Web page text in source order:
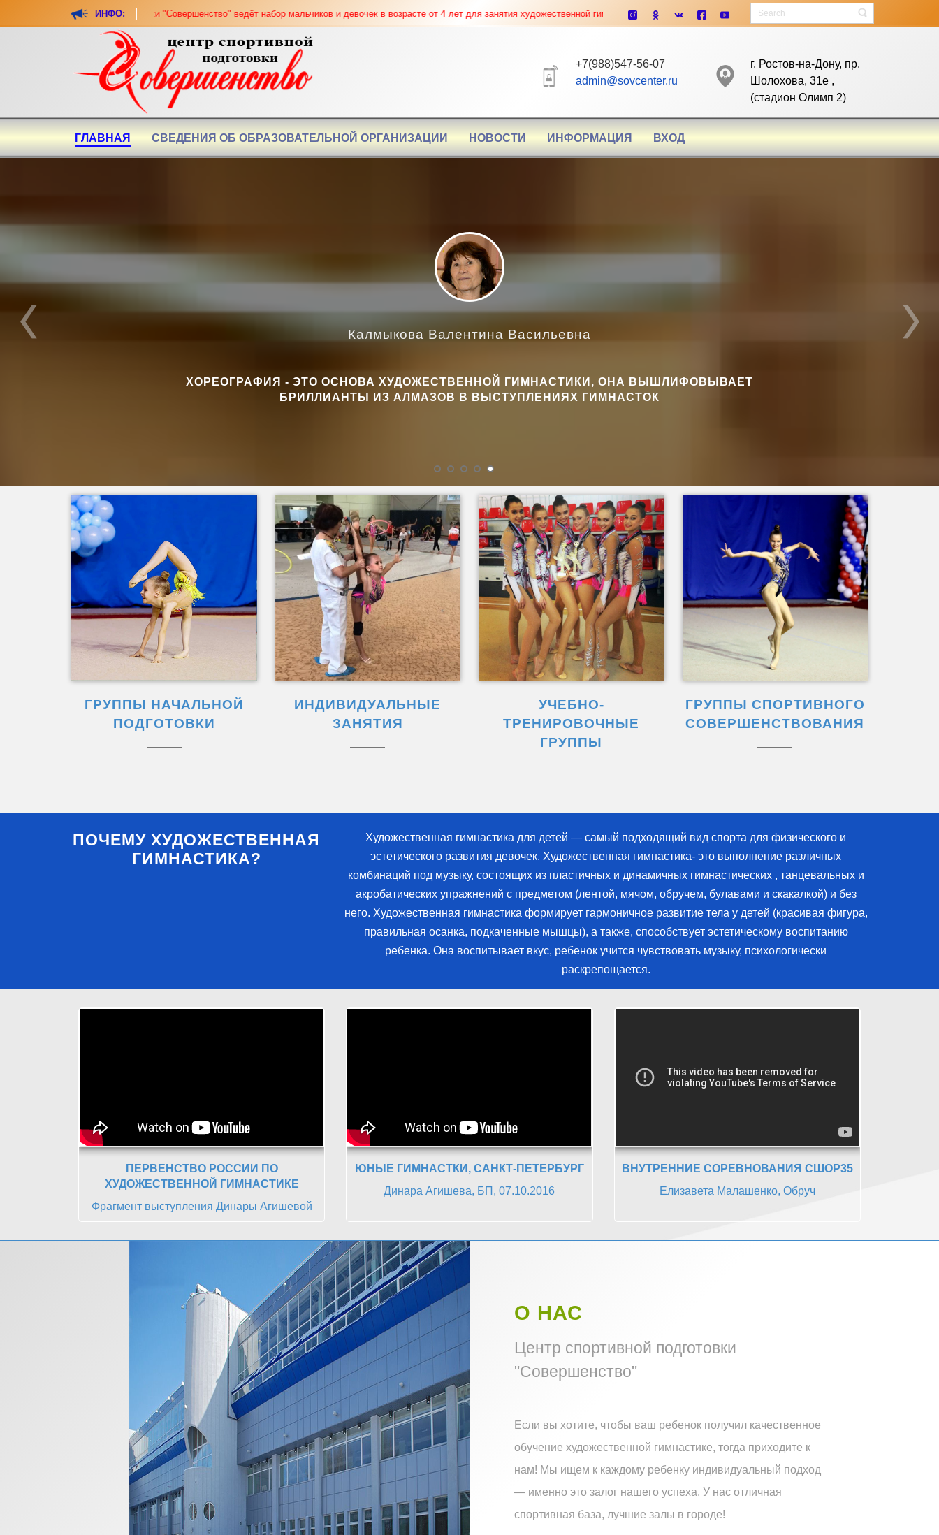
ИНФО:
спортивной подготовки "Совершенство" ведёт набор мальчиков и девочек в возрасте от 4 лет для занятия художественной гимнастикой, акробатикой и другими видами спорта!
г. Ростов-на-Дону, пр.
Шолохова, 31е ,
(cтадион Олимп 2)
+7(988)547-56-07
admin@sovcenter.ru
ГЛАВНАЯ СВЕДЕНИЯ ОБ ОБРАЗОВАТЕЛЬНОЙ ОРГАНИЗАЦИИ НОВОСТИ ИНФОРМАЦИЯ ВХОД
Калмыкова Валентина Васильевна
ХОРЕОГРАФИЯ - ЭТО ОСНОВА ХУДОЖЕСТВЕННОЙ ГИМНАСТИКИ, ОНА ВЫШЛИФОВЫВАЕТ
БРИЛЛИАНТЫ ИЗ АЛМАЗОВ В ВЫСТУПЛЕНИЯХ ГИМНАСТОК
ГРУППЫ НАЧАЛЬНОЙ
ПОДГОТОВКИ
ИНДИВИДУАЛЬНЫЕ
ЗАНЯТИЯ
УЧЕБНО-
ТРЕНИРОВОЧНЫЕ
ГРУППЫ
ГРУППЫ СПОРТИВНОГО
СОВЕРШЕНСТВОВАНИЯ
ПОЧЕМУ ХУДОЖЕСТВЕННАЯ
ГИМНАСТИКА?
Художественная гимнастика для детей — самый подходящий вид спорта для физического и
эстетического развития девочек. Художественная гимнастика- это выполнение различных
комбинаций под музыку, состоящих из пластичных и динамичных гимнастических , танцевальных и
акробатических упражнений с предметом (лентой, мячом, обручем, булавами и скакалкой) и без
него. Художественная гимнастика формирует гармоничное развитие тела у детей (красивая фигура,
правильная осанка, подкаченные мышцы), а также, способствует эстетическому воспитанию
ребенка. Она воспитывает вкус, ребенок учится чувствовать музыку, психологически
раскрепощается.
ПЕРВЕНСТВО РОССИИ ПО
ХУДОЖЕСТВЕННОЙ ГИМНАСТИКЕ
Фрагмент выступления Динары Агишевой
ЮНЫЕ ГИМНАСТКИ, САНКТ-ПЕТЕРБУРГ
Динара Агишева, БП, 07.10.2016
ВНУТРЕННИЕ СОРЕВНОВАНИЯ СШОР35
Елизавета Малашенко, Обруч
О НАС
Центр спортивной подготовки
"Совершенство"
Если вы хотите, чтобы ваш ребенок получил качественное
обучение художественной гимнастике, тогда приходите к
нам! Мы ищем к каждому ребенку индивидуальный подход
— именно это залог нашего успеха. У нас отличная
спортивная база, лучшие залы в городе!